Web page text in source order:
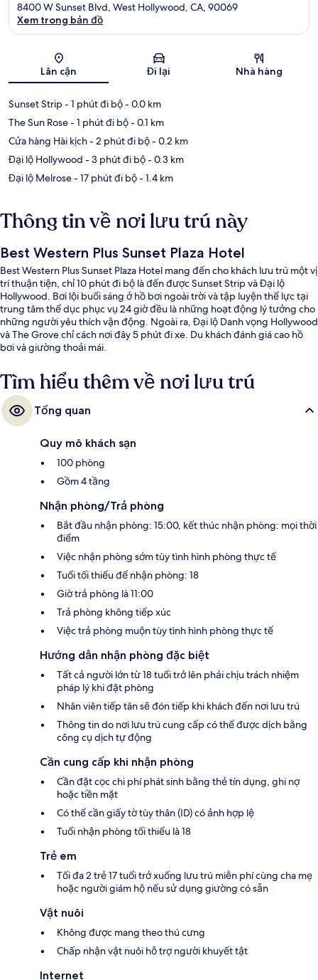
Bản đồ
8400 W Sunset Blvd, West Hollywood, CA, 90069
Xem trong bản đồ
Lân cận Đi lại Nhà hàng
Sunset Strip- 1 phút đi bộ- 0.0 km
The Sun Rose- 1 phút đi bộ- 0.1 km
Cửa hàng Hài kịch- 2 phút đi bộ- 0.2 km
Đại lộ Hollywood - 3 phút đi bộ- 0.3 km
Đại lộ Melrose- 17 phút đi bộ- 1.4 km
Thông tin về nơi lưu trú này
Best Western Plus Sunset Plaza Hotel
Best Western Plus Sunset Plaza Hotel mang đến cho khách lưu trú một vị
trí thuận tiện, chỉ 10 phút đi bộ là đến được Sunset Strip và Đại lộ
Hollywood. Bơi lội buổi sáng ở hồ bơi ngoài trời và tập luyện thể lực tại
trung tâm thể dục phục vụ 24 giờ đều là những hoạt động lý tưởng cho
những người yêu thích vận động. Ngoài ra, Đại lộ Danh vọng Hollywood
và The Grove chỉ cách nơi đây 5 phút đi xe. Du khách đánh giá cao hồ
bơi và giường thoải mái.
Tìm hiểu thêm về nơi lưu trú
Tổng quan
Quy mô khách sạn
100 phòng
Gồm 4 tầng
Nhận phòng/Trả phòng
Bắt đầu nhận phòng: 15:00, kết thúc nhận phòng: mọi thời
điểm
Việc nhận phòng sớm tùy tình hình phòng thực tế
Tuổi tối thiểu để nhận phòng: 18
Giờ trả phòng là 11:00
Trả phòng không tiếp xúc
Việc trả phòng muộn tùy tình hình phòng thực tế
Hướng dẫn nhận phòng đặc biệt
Tất cả người lớn từ 18 tuổi trở lên phải chịu trách nhiệm
pháp lý khi đặt phòng
Nhân viên tiếp tân sẽ đón tiếp khi khách đến nơi lưu trú
Thông tin do nơi lưu trú cung cấp có thể được dịch bằng
công cụ dịch tự động
Cần cung cấp khi nhận phòng
Cần đặt cọc chi phí phát sinh bằng thẻ tín dụng, ghi nợ
hoặc tiền mặt
Có thể cần giấy tờ tùy thân (ID) có ảnh hợp lệ
Tuổi nhận phòng tối thiểu là 18
Trẻ em
Tối đa 2 trẻ 17 tuổi trở xuống lưu trú miễn phí cùng cha mẹ
hoặc người giám hộ nếu sử dụng giường có sẵn
Vật nuôi
Không được mang theo thú cưng
Chấp nhận vật nuôi hỗ trợ người khuyết tật
Internet